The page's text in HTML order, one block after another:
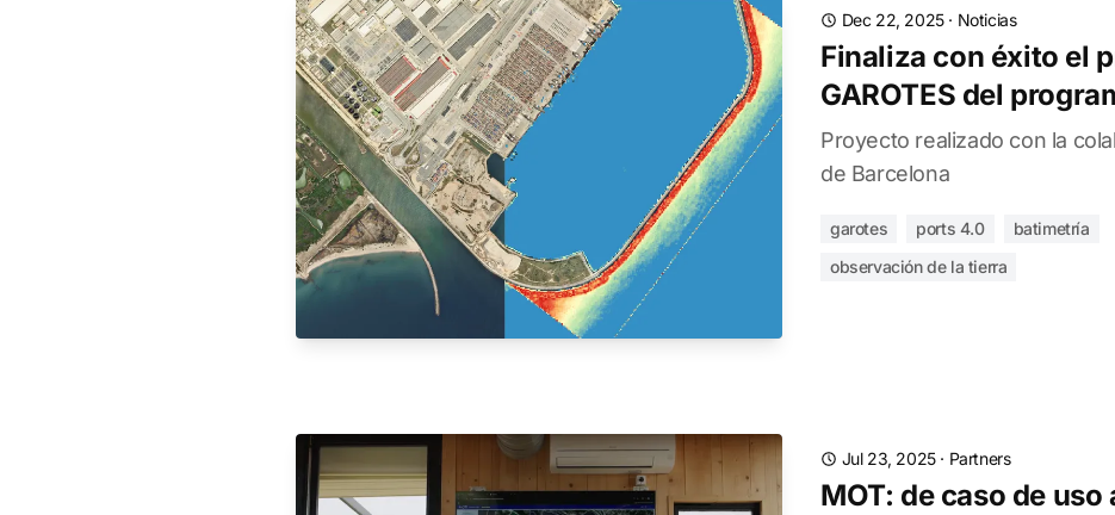
Dec 22, 2025· Noticias
Finaliza con éxito el
GAROTES del
Proyecto realizado con la
de Barcelona
garotes ports 4.0
batimetría
observación de la tierra
Jul 23, 2025· Partners
MOT: de caso de uso